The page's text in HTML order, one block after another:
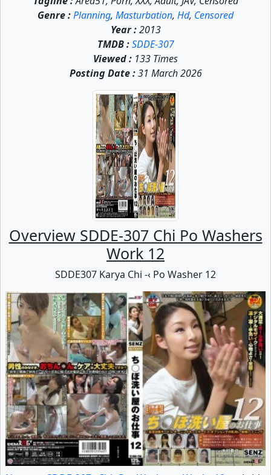
Genre :Planning, Masturbation, Hd, Censored
Year :2013
TMDB : SDDE-307
Viewed : 133 Times
Posting Date :31 March 2026
Overview SDDE-307 Chi Po Washers
Work 12
SDDE307 Karya Chi -‹ Po Washer 12